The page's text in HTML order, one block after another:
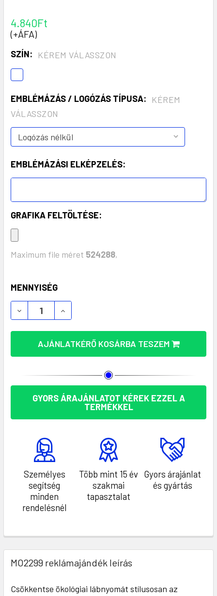
4.840Ft
(+ÁFA)
SZÍN: KÉREM VÁLASSZON
EMBLÉMÁZÁS / LOGÓZÁS TÍPUSA:
KÉREM
VÁLASSZON
EMBLÉMÁZÁSI ELKÉPZELÉS:
GRAFIKA FELTÖLTÉSE:
Maximum file méret 524288,
KÉSZLET:
MENNYISÉG
ÚJRAHASZNOSÍTOTT LED ÉBRESZTŐÓRA RPET &
ÚJRAHASZNOSÍTOTT LED
AJÁNLATKÉRŐ KOSÁRBA TESZEM
GYORS ÁRAJÁNLATOT KÉREK EZZEL A
TERMÉKKEL
Személyes
segítség
minden
rendelésnél
Több mint 15 év
szakmai
tapasztalat
Gyors árajánlat
és gyártás
MO2299 reklámajándék leírás
Csökkentse ökológiai lábnyomát stílusosan az